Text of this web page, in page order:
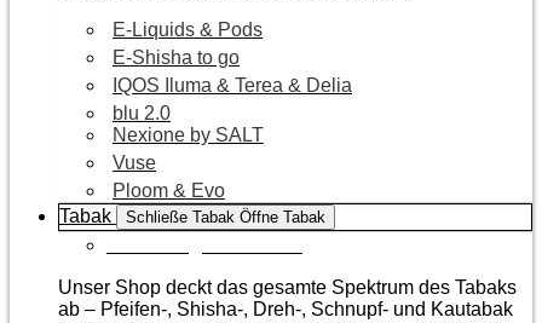
E-Liquids & Pods
E-Shisha to go
IQOS Iluma & Terea & Delia
blu 2.0
Nexione by SALT
Vuse
Ploom & Evo
Tabak
Schließe Tabak Öffne Tabak
Unser Shop deckt das gesamte Spektrum des Tabaks
ab – Pfeifen-, Shisha-, Dreh-, Schnupf- und Kautabak